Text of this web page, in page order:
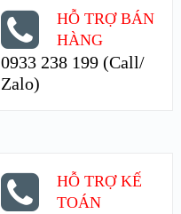
HỖ TRỢ BÁN
HÀNG
0933 238 199 (Call/
Zalo)
HỖ TRỢ KẾ
TOÁN